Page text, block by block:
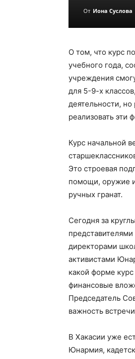
От Иона Суслова
О том, что курс
учебного года,
учреждения
для 5-9-х
деятельности,
реализовать эти
Курс начальной
Это строевая
помощи, оружие
ручных гранат.
Сегодня за
директорами
активистами
какой форме
финансовые
Председатель
важность
В Хакасии уже
Юнармия,